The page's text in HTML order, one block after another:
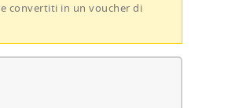
convertiti in un voucher di